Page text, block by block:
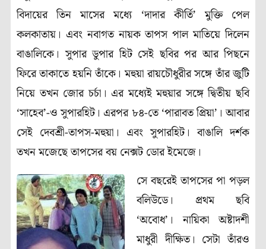
বিদায়ের তিন মাসের মধ্যে ‘দাদার কীর্তি’ মুক্তি পেল
কলকাতায়। এবং নবাগত নায়ক তাপস পাল মাতিয়ে দিলেন
বাঙালিকে। সুপার ডুপার হিট সেই ছবির পর আর পিছনে
ফিরে তাকাতে হয়নি তাঁকে। মহুয়া রায়চৌধুরীর সঙ্গে তাঁর জুটি
নিয়ে তখন জোর চর্চা। এর মধ্যেই মহুয়ার সঙ্গে দ্বিতীয় ছবি
‘সাহেব’-ও সুপারহিট। এরপর ৮৪-তে ‘পারাবত প্রিয়া’। আবার
সেই দেবশ্রী-তাপস-মহুয়া। এবং সুপারহিট। বাঙালি দর্শক
তখন মজেছে তাপসের বয় নেক্সট ডোর ইমেজে।
সে বছরেই তাপসের পা পড়ল
বলিউডে। প্রথম ছবি
‘অবোধ’। নায়িকা অষ্টাদশী
মাধুরী দীক্ষিত। সেটা তাঁরও